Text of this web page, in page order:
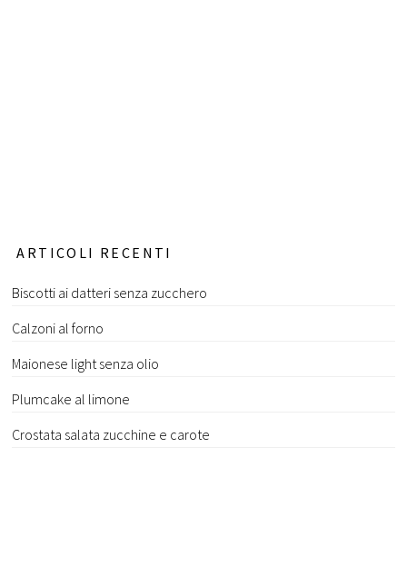
ARTICOLI RECENTI
Biscotti ai datteri senza zucchero
Calzoni al forno
Maionese light senza olio
Plumcake al limone
Crostata salata zucchine e carote